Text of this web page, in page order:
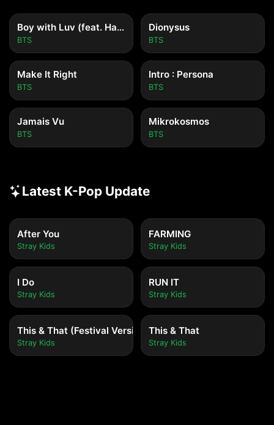
Boy with Luv (feat. Halsey)
BTS
Dionysus
BTS
Make It Right
BTS
Intro : Persona
BTS
Jamais Vu
BTS
Mikrokosmos
BTS
Latest K-Pop Update
After You
Stray Kids
FARMING
Stray Kids
I Do
Stray Kids
RUN IT
Stray Kids
This & That (Festival Version)
Stray Kids
This & That
Stray Kids